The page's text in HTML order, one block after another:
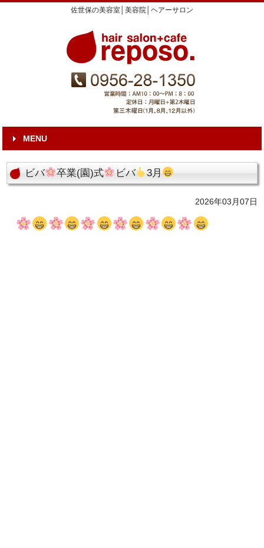
佐世保の美容室│美容院│ヘアーサロン
MENU
ビバ 卒業(園)式 ビバ 3月
2026年03月07日